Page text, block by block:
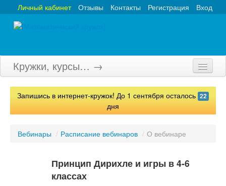
Вход
Регистрация
Контакты
Отзывы
Личный кабинет
Кружки, курсы… →
Главная
Запишись в интернет-кружок! До 1 сентября осталось 22
дня
Вебинары / Расписание вебинаров / О вебинаре
Принцип Дирихле и игры в 4-6
классах